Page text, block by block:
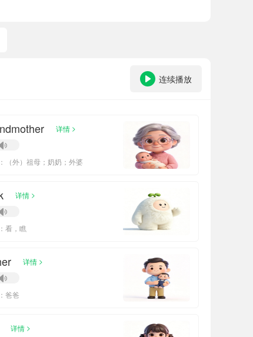
连续播放
详情 >
（外）祖母；奶奶；外婆
详情 >
看，瞧
详情 >
爸爸
详情 >